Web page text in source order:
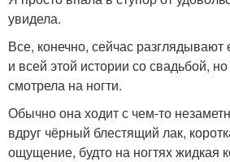
увидела.
Все, конечно, сейчас разглядывают
и всей этой истории со свадьбой,
смотрела на ногти.
Обычно она ходит с чем-то
вдруг чёрный блестящий лак,
ощущение, будто на ногтях жидкая